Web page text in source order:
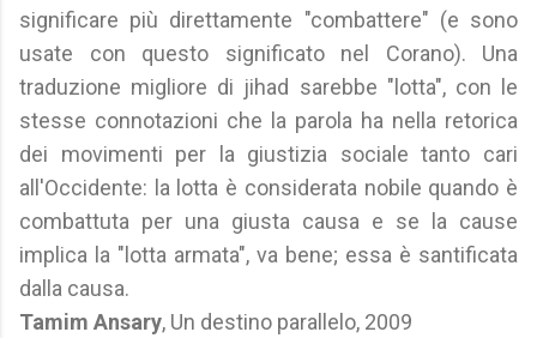
significare più direttamente "combattere" (e sono
usate con questo significato nel Corano). Una
traduzione migliore di jihad sarebbe "lotta", con le
stesse connotazioni che la parola ha nella retorica
dei movimenti per la giustizia sociale tanto cari
all'Occidente: la lotta è considerata nobile quando è
combattuta per una giusta causa e se la cause
implica la "lotta armata", va bene; essa è santificata
dalla causa.
Tamim Ansary, Un destino parallelo, 2009